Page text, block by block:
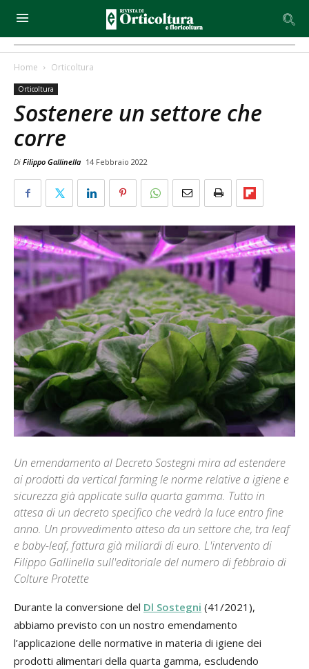
Home Orticoltura
Orticoltura
Sostenere un settore che
corre
Di Filippo Gallinella 14 Febbraio 2022
Un emendamento al Decreto Sostegni mira ad estendere
ai prodotti da vertical farming le norme relative a igiene e
sicurezza già applicate sulla quarta gamma. Tutto in
attesa di un decreto specifico che vedrà la luce entro fine
anno. Un provvedimento atteso da un settore che, tra leaf
e baby-leaf, fattura già miliardi di euro. L'intervento di
Filippo Gallinella sull'editoriale del numero di febbraio di
Colture Protette
Durante la conversione del Dl Sostegni (41/2021),
abbiamo previsto con un nostro emendamento
l’applicazione delle normative in materia di igiene dei
prodotti alimentari della quarta gamma, escludendo